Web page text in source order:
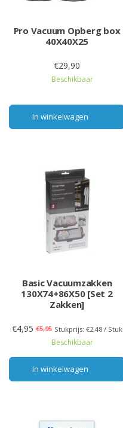
Pro Vacuum Opberg box
40X40X25
€29,90
Beschikbaar
In winkelwagen
Basic Vacuumzakken
130X74+86X50 [Set 2
Zakken]
€4,95 €5,95 Stukprijs: €2,48 / Stuk
Beschikbaar
In winkelwagen